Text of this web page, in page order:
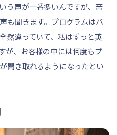
う声が一番多いんですが、苦
も聞きます。プログラムはパ
然違っていて、私はずっと英
が、お客様の中には何度もプ
聞き取れるようになったとい